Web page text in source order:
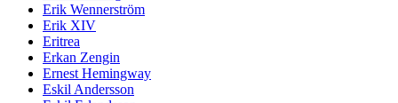
Erik Wennerström
Erik XIV
Eritrea
Erkan Zengin
Ernest Hemingway
Eskil Andersson